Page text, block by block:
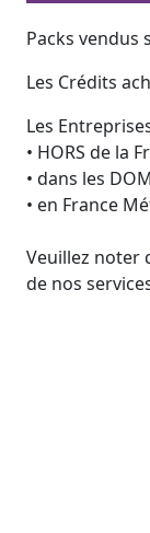
Packs vendus
Les Crédits
Les
• HORS de la
• dans les
• en France
Veuillez noter
de nos